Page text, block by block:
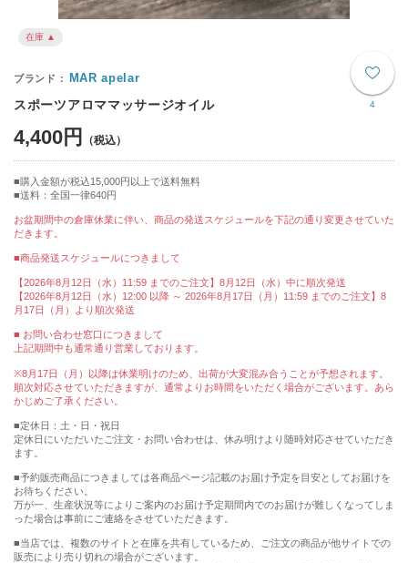
在庫 ▲
4
MAR apelar
スポーツアロママッサージオイル
4,400円
購入金額が税込15,000円以上で送料無料
送料：全国一律640円
お盆期間中の倉庫休業に伴い、商品の発送スケジュールを下記の通り変更させていた
だきます。
■商品発送スケジュールにつきまして
【2026年8月12日（水）11:59 までのご注文】8月12日（水）中に順次発送
【2026年8月12日（水）12:00 以降 ～ 2026年8月17日（月）11:59 までのご注文】8
月17日（月）より順次発送
■ お問い合わせ窓口につきまして
上記期間中も通常通り営業しております。
※8月17日（月）以降は休業明けのため、出荷が大変混み合うことが予想されます。
順次対応させていただきますが、通常よりお時間をいただく場合がございます。あら
かじめご了承ください。
■定休日：土・日・祝日
定休日にいただいたご注文・お問い合わせは、休み明けより随時対応させていただき
ます。
■予約販売商品につきましては各商品ページ記載のお届け予定を目安としてお届けを
お待ちください。
万が一、生産状況等によりご案内のお届け予定期間内でのお届けが難しくなってしま
った場合は事前にご連絡をさせていただきます。
■当店では、複数のサイトと在庫を共有しているため、ご注文の商品が他サイトでの
販売により売り切れの場合がございます。